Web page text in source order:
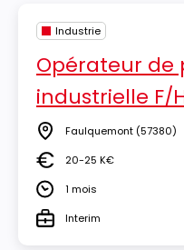
Industrie
Opérateur de
industrielle F/
Lieu Faulquemont (57380)
Salaire20-25 K€
Durée1 mois
TypeInterim